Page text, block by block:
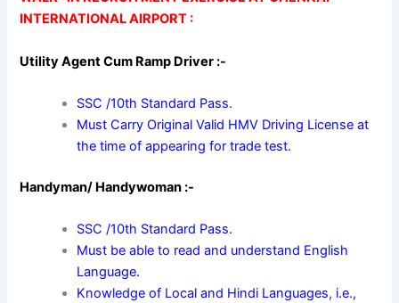
INTERNATIONAL AIRPORT :
Utility Agent Cum Ramp Driver :-
SSC /10th Standard Pass.
Must Carry Original Valid HMV Driving Licenseat
the time of appearing for trade test.
Handyman/ Handywoman :-
SSC /10th Standard Pass.
Must be able to read and understand English
Language.
Knowledge of Local and Hindi Languages, i.e.,